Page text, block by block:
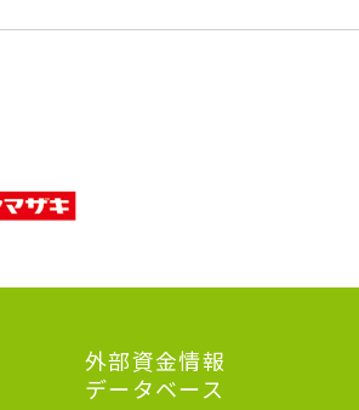
外部資金情報
データベース